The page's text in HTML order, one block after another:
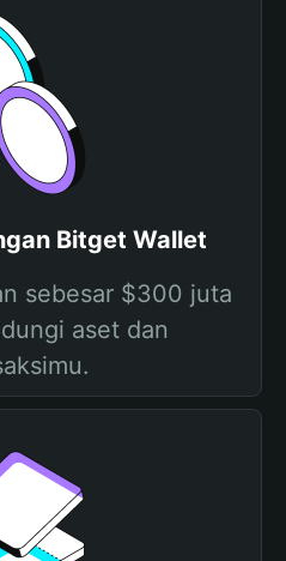
Bitget Wallet
sebesar $300 juta
aset dan